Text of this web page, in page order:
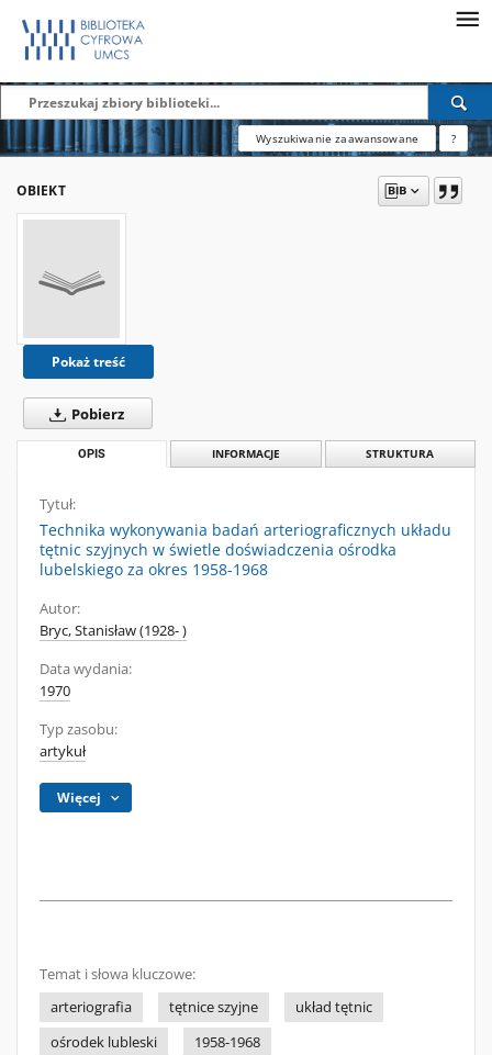
Wyszukiwanie zaawansowane ?
OBIEKT
Pokaż treść
Pobierz
OPIS INFORMACJE STRUKTURA
Tytuł:
Technika wykonywania badań arteriograficznych układu
tętnic szyjnych w świetle doświadczenia ośrodka
lubelskiego za okres 1958-1968
Autor:
Bryc, Stanisław (1928- )
Data wydania:
1970
Typ zasobu:
artykuł
Więcej
Temat i słowa kluczowe:
arteriografia
tętnice szyjne
układ tętnic
ośrodek lubleski
1958-1968